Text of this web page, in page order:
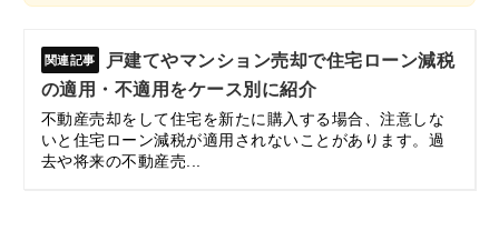
戸建てやマンション売却で住宅ローン減税
の適用・不適用をケース別に紹介
不動産売却をして住宅を新たに購入する場合、注意しな
いと住宅ローン減税が適用されないことがあります。過
去や将来の不動産売...